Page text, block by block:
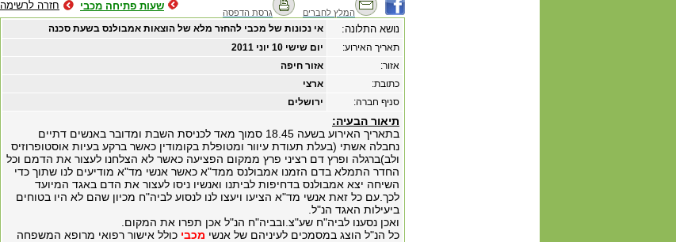
חזרה לרשימה שעות פתיחה מכבי
גרסת הדפסה המלץ לחברים
אי נכונות של מכבי להחזר מלא של הוצאות אמבולנס בשעת סכנה נושא התלונה:
‏יום שישי ‏10 ‏יוני ‏2011
תאריך האירוע:
אזור חיפה
אזור:
ארצי
כתובת:
ירושלים
סניף חברה:
תיאור הבעיה:
בתאריך האירוע בשעה 18.45 סמוך מאד לכניסת השבת ומדובר באנשים דתיים
נחבלה אשתי (בעלת תעודת עיוור ומטופלת בקומודין כאשר ברקע בעיות אוסטופרוזיס
ולב)ברגלה ופרץ דם רציני פרץ ממקום הפציעה כאשר לא הצלחנו לעצור את הדמם וכל
החדר התמלא בדם הזמנו אמבולנס ממד"א כאשר אנשי מד"א מודיעים לנו שתוך כדי
השיחה יצא אמבולנס בדחיפות לביתנו ואנשיו ניסו לעצור את הדם באגד המיועד
לכך.עם כל זאת אנשי מד"א הציעו ויעצו לנו לנסוע לביה"ח מכיון שהם לא היו בטוחים
ביעילות האגד הנ"ל.
ואכן נסענו לביה"ח שע"צ.ובביה"ח הנ"ל אכן תפרו את המקום.
כל הנ"ל הוצג במסמכים לעיניהם של אנשי מכבי כולל אישור רפואי מרופא המשפחה